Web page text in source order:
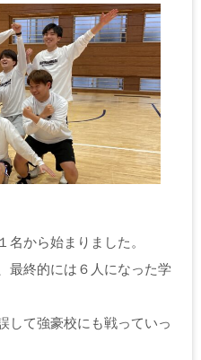
名から始まりました。
最終的には６人になった学
して強豪校にも戦っていっ